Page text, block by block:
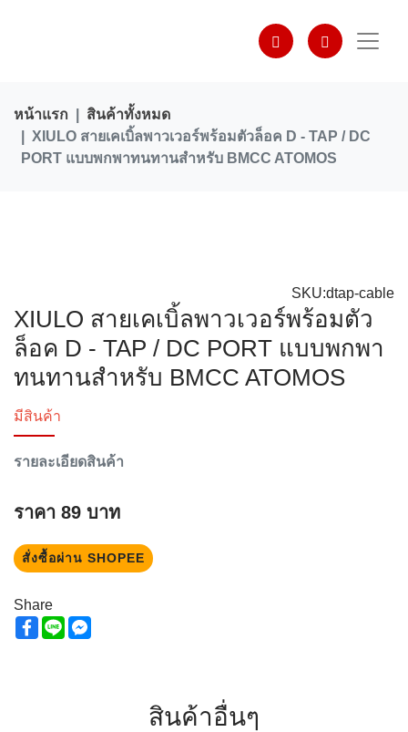
หน้าแรก
สินค้าทั้งหมด
XIULO สายเคเบิ้ลพาวเวอร์พร้อมตัวล็อค D - TAP / DC
PORT แบบพกพาทนทานสําหรับ BMCC ATOMOS
SKU:dtap-cable
XIULO สายเคเบิ้ลพาวเวอร์พร้อมตัว
ล็อค D - TAP / DC PORT แบบพกพา
ทนทานสําหรับ BMCC ATOMOS
มีสินค้า
รายละเอียดสินค้า
ราคา 89 บาท
สั่งซื้อผ่าน SHOPEE
Share
Facebook
Line
สินค้าอื่นๆ